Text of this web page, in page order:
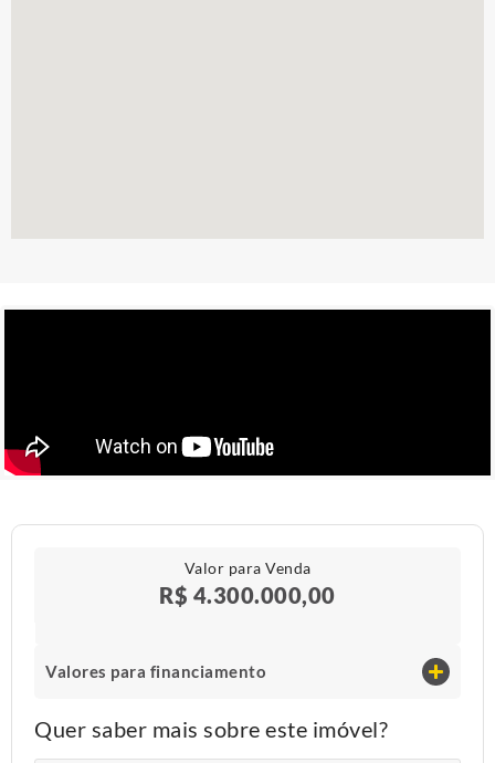
Valor para Venda
R$ 4.300.000,00
Valores para financiamento
Quer saber mais sobre este imóvel?